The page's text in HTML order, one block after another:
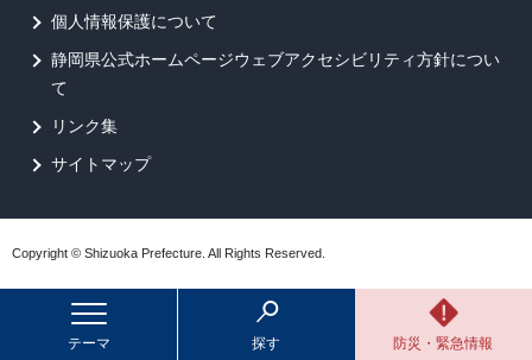
テーマ 探す 防災・緊急情報
個人情報保護について
静岡県公式ホームページウェブアクセシビリティ方針につい
て
リンク集
サイトマップ
Copyright © Shizuoka Prefecture. All Rights Reserved.